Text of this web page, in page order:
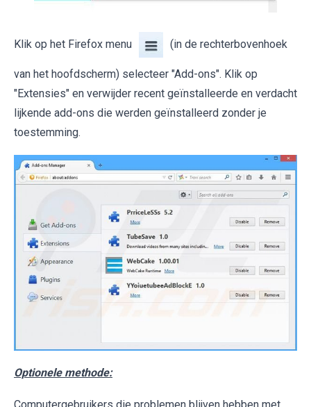
Klik op het Firefox menu (in de rechterbovenhoek
van het hoofdscherm) selecteer "Add-ons". Klik op
"Extensies" en verwijder recent geïnstalleerde en verdacht
lijkende add-ons die werden geïnstalleerd zonder je
toestemming.
Optionele methode: